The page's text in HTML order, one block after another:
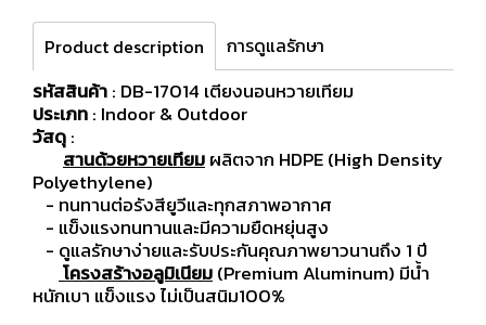
Product description การดูแลรักษา
รหัสสินค้า: DB-17014 เตียงนอนหวายเทียม
ประเภท: Indoor & Outdoor
วัสดุ:
สานด้วยหวายเทียมผลิตจาก HDPE (High Density
Polyethylene)
- ทนทานต่อรังสียูวีและทุกสภาพอากาศ
- แข็งแรงทนทานและมีความยืดหยุ่นสูง
- ดูแลรักษาง่ายและรับประกันคุณภาพยาวนานถึง 1 ปี
โครงสร้างอลูมิเนียม(Premium Aluminum) มีน้ำ
หนักเบา แข็งแรง ไม่เป็นสนิม100%